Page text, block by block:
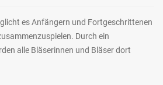
es Anfängern und Fortgeschrittenen
Durch ein
alle Bläserinnen und Bläser dort